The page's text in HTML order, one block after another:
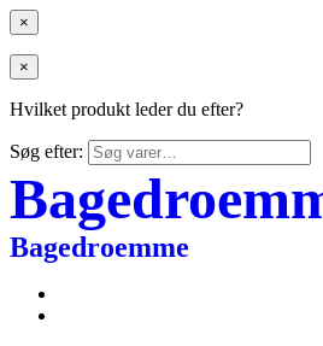
×
×
Hvilket produkt leder du efter?
Søg efter:
Bagedroemme